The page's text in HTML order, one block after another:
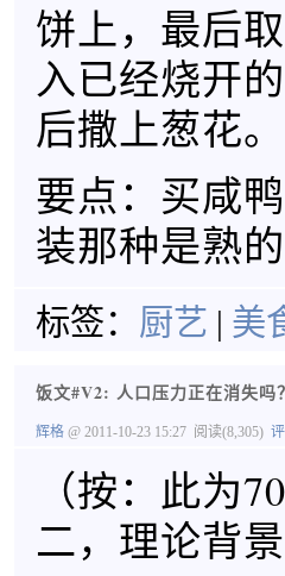
饼上，最后
入已经烧开
后撒上葱花。
要点：买咸
装那种是熟的
标签： 厨艺 | 美
饭文#V2: 人口压力正在消失吗？
辉格 @ 2011-10-23 15:27 阅读(8,305)
（按：此为
二，理论背